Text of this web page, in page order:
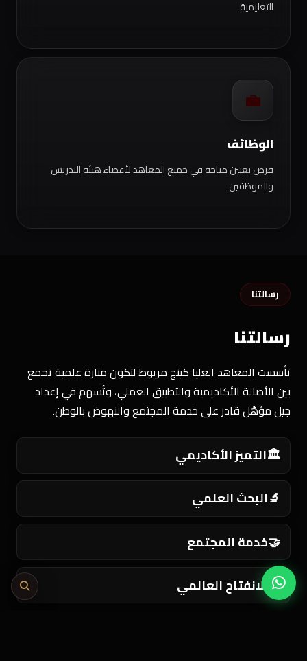
التعليمية.
💼
الوظائف
فرص تعيين متاحة في جميع المعاهد لأعضاء هيئة التدريس
والموظفين.
رسالتنا
رسالتنا
تأسست المعاهد العليا كينج مريوط لتكون منارة علمية تجمع
بين الأصالة الأكاديمية والتطبيق العملي، وتُسهم في إعداد
جيل مؤهّل قادر على خدمة المجتمع والنهوض بالوطن.
🏛️التميز الأكاديمي
🔬 البحث العلمي
🤝خدمة المجتمع
🌍 الانفتاح العالمي